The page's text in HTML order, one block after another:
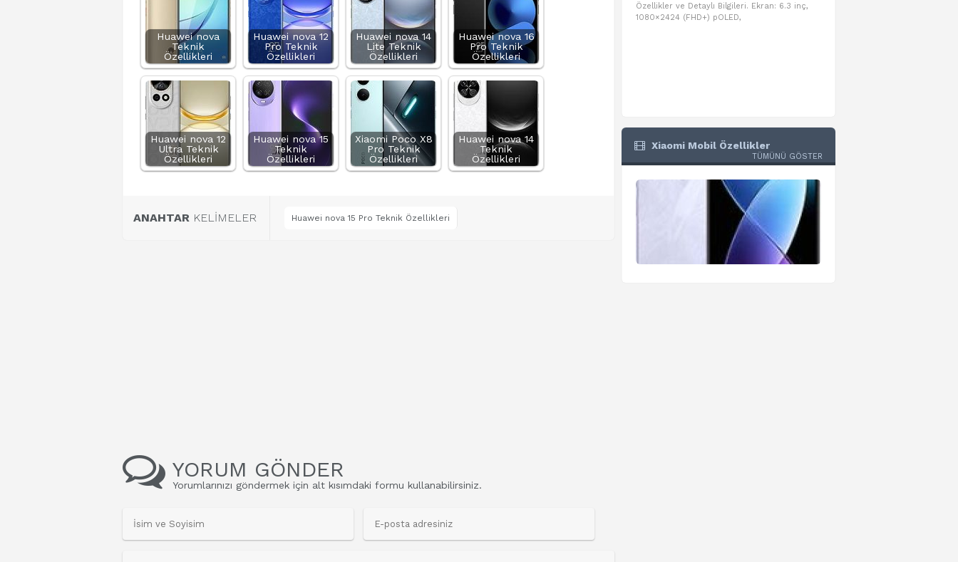
Huawei nova
Teknik
Özellikleri
Huawei nova 12
Pro Teknik
Özellikleri
Huawei nova 14
Lite Teknik
Özellikleri
Huawei nova 16
Pro Teknik
Özellikleri
Huawei nova 12
Ultra Teknik
Özellikleri
Huawei nova 15
Teknik
Özellikleri
Xiaomi Poco X8
Pro Teknik
Özellikleri
Huawei nova 14
Teknik
Özellikleri
ANAHTAR KELİMELER Huawei nova 15 Pro Teknik Özellikleri
YORUM GÖNDER
Yorumlarınızı göndermek için alt kısımdaki formu kullanabilirsiniz.
Özellikler ve Detaylı Bilgileri. Ekran: 6.3 inç,
1280 x 2856 piksel, 120 Hz LTPO
Özellikler ve Detaylı Bilgileri. Ekran: 6.3 inç,
1080×2424 (FHD+) pOLED,
Xiaomi Mobil Özellikler
TÜMÜNÜ GÖSTER